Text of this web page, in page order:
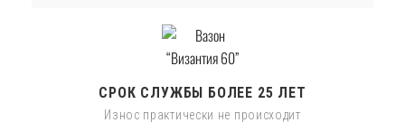
СРОК СЛУЖБЫ БОЛЕЕ 25 ЛЕТ
Износ практически не происходит